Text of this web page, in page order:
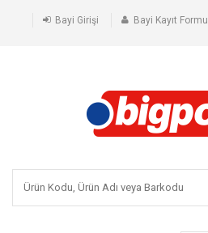
Bayi Girişi Bayi Kayıt Formu